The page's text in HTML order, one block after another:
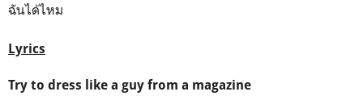
ฉันได้ไหม
Lyrics
Try to dress like a guy from a magazine